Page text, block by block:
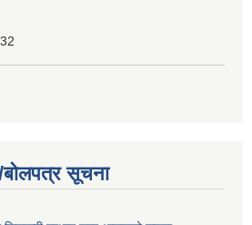
बोलपत्र सूचना